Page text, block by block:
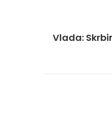
Vlada: